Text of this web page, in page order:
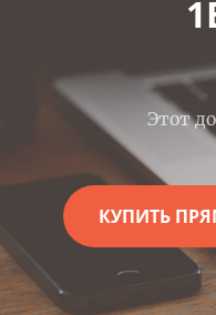
Этот
КУПИТЬ